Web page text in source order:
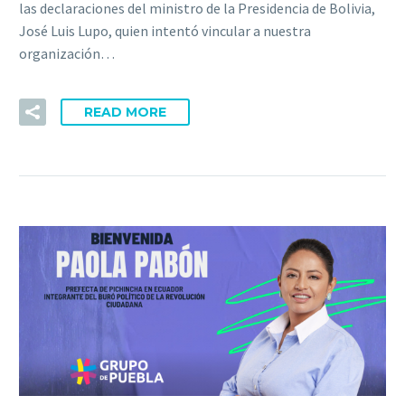
las declaraciones del ministro de la Presidencia de Bolivia,
José Luis Lupo, quien intentó vincular a nuestra
organización…
READ MORE